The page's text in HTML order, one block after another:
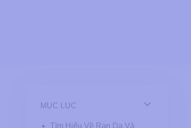
MỤC LỤC
Tìm Hiểu Về Rạn Da Và